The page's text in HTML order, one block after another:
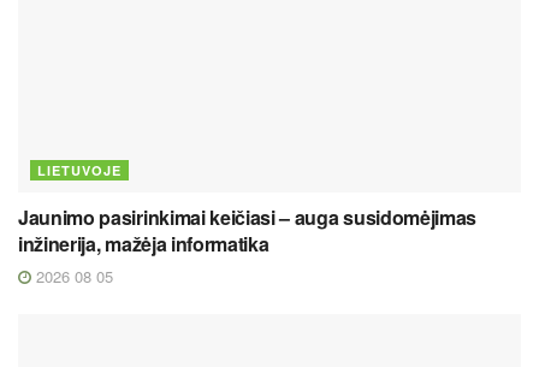
LIETUVOJE
Jaunimo pasirinkimai keičiasi – auga susidomėjimas
inžinerija, mažėja informatika
2026 08 05